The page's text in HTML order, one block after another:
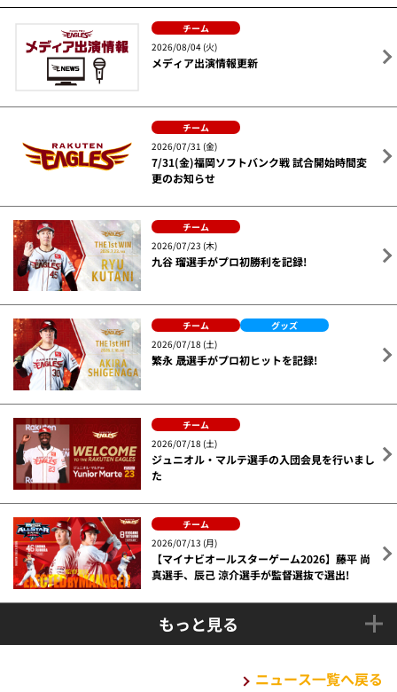
チーム
2026/08/04 (火)
メディア出演情報更新
チーム
2026/07/31 (金)
7/31(金)福岡ソフトバンク戦 試合開始時間変
更のお知らせ
チーム
2026/07/23 (木)
九谷 瑠選手がプロ初勝利を記録!
チーム
グッズ
2026/07/18 (土)
繁永 晟選手がプロ初ヒットを記録!
チーム
2026/07/18 (土)
ジュニオル・マルテ選手の入団会見を行いまし
た
チーム
2026/07/13 (月)
【マイナビオールスターゲーム2026】藤平 尚
真選手、辰己 涼介選手が監督選抜で選出!
もっと見る
ニュース一覧へ戻る